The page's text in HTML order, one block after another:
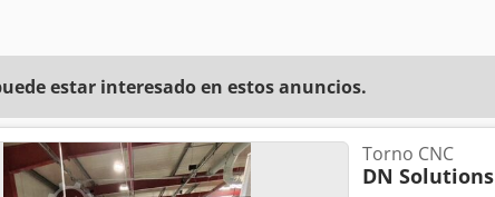
estar interesado en estos anuncios.
Torno CNC
DN Solutions